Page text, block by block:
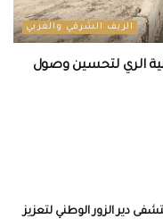
الريف الشرقي والغربي
الري لتحسين وصول
دير الزور الوطني لتعزيز